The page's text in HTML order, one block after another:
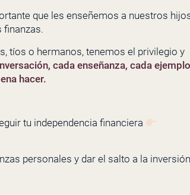
que les enseñemos a nuestros
finanzas.
tíos o hermanos, tenemos el privilegio y
cada enseñanza, cada ejemplo
hacer.
tu independencia financiera
personales y dar el salto a la inversión